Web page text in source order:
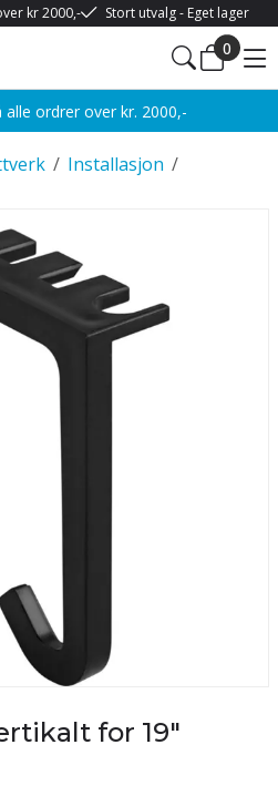
kr 2000,- Stort utvalg - Eget lager
0
ordrer over kr. 2000,-
/ /
Installasjon
for 19"